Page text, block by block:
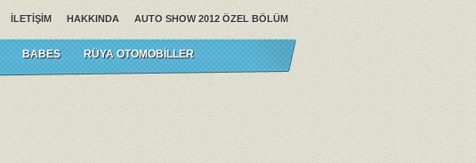
AUTO SHOW 2012 ÖZEL BÖLÜM
HAKKINDA
İLETIŞIM
BABES RÜYA OTOMOBILLER